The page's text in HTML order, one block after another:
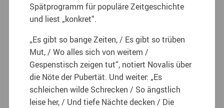
Spätprogramm für populäre Zeitgeschichte
und liest „konkret“.
„Es gibt so bange Zeiten, / Es gibt so trüben
Mut, / Wo alles sich von weitem /
Gespenstisch zeigen tut“, notiert Novalis über
die Nöte der Pubertät. Und weiter: „Es
schleichen wilde Schrecken / So ängstlich
leise her, / Und tiefe Nächte decken / Die